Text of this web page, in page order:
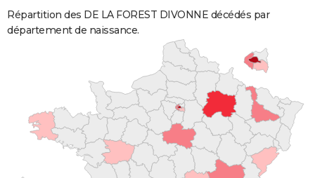
Répartition des DE LA FOREST DIVONNE décédés par
département de naissance.